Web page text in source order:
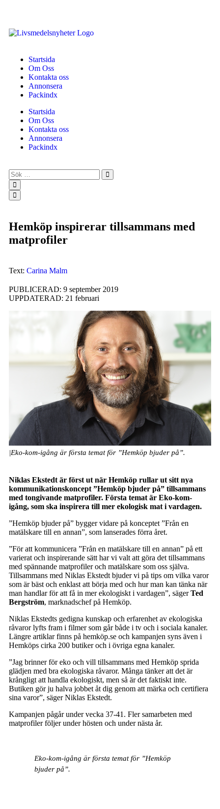
Startsida
Om Oss
Kontakta oss
Annonsera
Packindx
Startsida
Om Oss
Kontakta oss
Annonsera
Packindx
Hemköp inspirerar tillsammans med
matprofiler
Text: Carina Malm
PUBLICERAD: 9 september 2019
UPPDATERAD: 21 februari
|Eko-kom-igång är första temat för ”Hemköp bjuder på”.
Niklas Ekstedt är först ut när Hemköp rullar ut sitt nya
kommunikationskoncept ”Hemköp bjuder på” tillsammans
med tongivande matprofiler. Första temat är Eko-kom-
igång, som ska inspirera till mer ekologisk mat i vardagen.
”Hemköp bjuder på” bygger vidare på konceptet ”Från en
matälskare till en annan”, som lanserades förra året.
”För att kommunicera ”Från en matälskare till en annan” på ett
varierat och inspirerande sätt har vi valt att göra det tillsammans
med spännande matprofiler och matälskare som oss själva.
Tillsammans med Niklas Ekstedt bjuder vi på tips om vilka varor
som är bäst och enklast att börja med och hur man kan tänka när
man handlar för att få in mer ekologiskt i vardagen”, sägerTed
Bergström, marknadschef på Hemköp.
Niklas Ekstedts gedigna kunskap och erfarenhet av ekologiska
råvaror lyfts fram i filmer som går både i tv och i sociala kanaler.
Längre artiklar finns på hemköp.se och kampanjen syns även i
Hemköps cirka 200 butiker och i övriga egna kanaler.
”Jag brinner för eko och vill tillsammans med Hemköp sprida
glädjen med bra ekologiska råvaror. Många tänker att det är
krångligt att handla ekologiskt, men så är det faktiskt inte.
Butiken gör ju halva jobbet åt dig genom att märka och certifiera
sina varor”, säger Niklas Ekstedt.
Kampanjen pågår under vecka 37-41. Fler samarbeten med
matprofiler följer under hösten och under nästa år.
Eko-kom-igång är första temat för ”Hemköp
bjuder på”.